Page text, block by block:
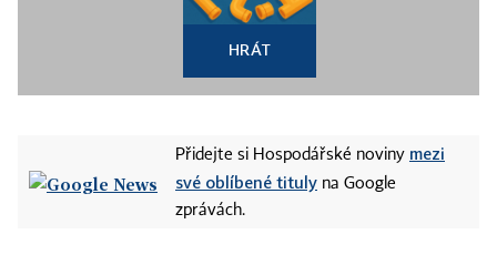
HRÁT
Přidejte si Hospodářské noviny mezi
své oblíbené tituly na Google
zprávách.